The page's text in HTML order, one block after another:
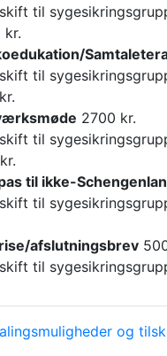
til
kr.
til
2700 kr.
til
til ikke-
til
afslutningsbrev
til
og